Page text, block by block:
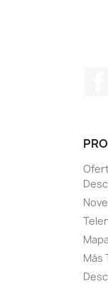
Más